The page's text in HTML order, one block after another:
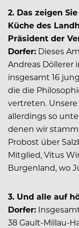
2. Das zeigen
Küche des
Präsident der
Dorfer: Dieses
Andreas Döllerer
insgesamt 16
die die
vertreten.
allerdings so
denen wir
Probost über
Mitglied, Vitus
Burgenland, wo
3. Und alle auf
Dorfer:
38 Gault-Millau-